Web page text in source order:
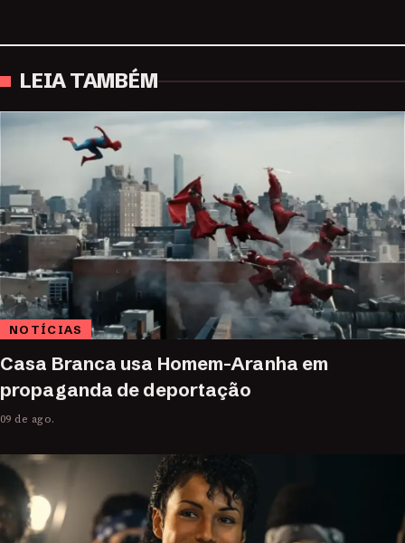
LEIA TAMBÉM
NOTÍCIAS
Casa Branca usa Homem-Aranha em
propaganda de deportação
09 de ago.